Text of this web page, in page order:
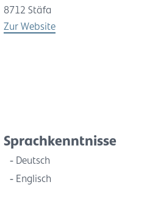
8712 Stäfa
Zur Website
Sprachkenntnisse
Deutsch
Englisch